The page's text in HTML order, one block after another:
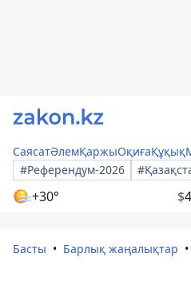
СаясатӘлемҚаржыОқиғаҚұқық
#Референдум-2026
+30° $
Басты Барлық жаңалықтар